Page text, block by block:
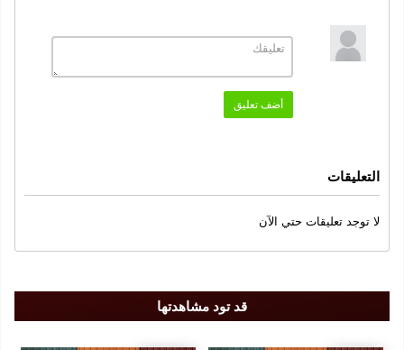
دراما اجتماعى
كنان اميرزالى اوغلو, افرا سراج اوغلو
2025
الجودة
FULL DH 1080
أضف تعليق
التعليقات
لا توجد تعليقات حتي الآن
قد تود مشاهدتها